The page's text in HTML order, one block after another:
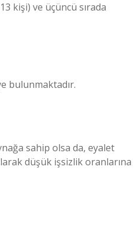
kişi) ve üçüncü sırada
bulunmaktadır.
sahip olsa da, eyalet
düşük işsizlik oranlarına